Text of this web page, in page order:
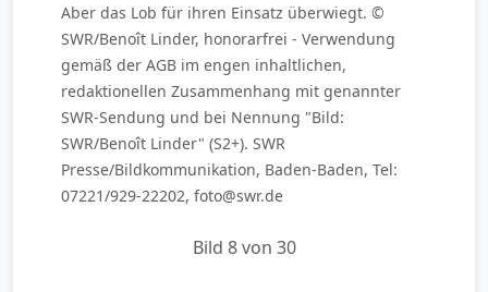
Aber das Lob für ihren Einsatz überwiegt. ©
SWR/Benoît Linder, honorarfrei - Verwendung
gemäß der AGB im engen inhaltlichen,
redaktionellen Zusammenhang mit genannter
SWR-Sendung und bei Nennung "Bild:
SWR/Benoît Linder" (S2+). SWR
Presse/Bildkommunikation, Baden-Baden, Tel:
07221/929-22202, foto@swr.de
Bild 8 von 30